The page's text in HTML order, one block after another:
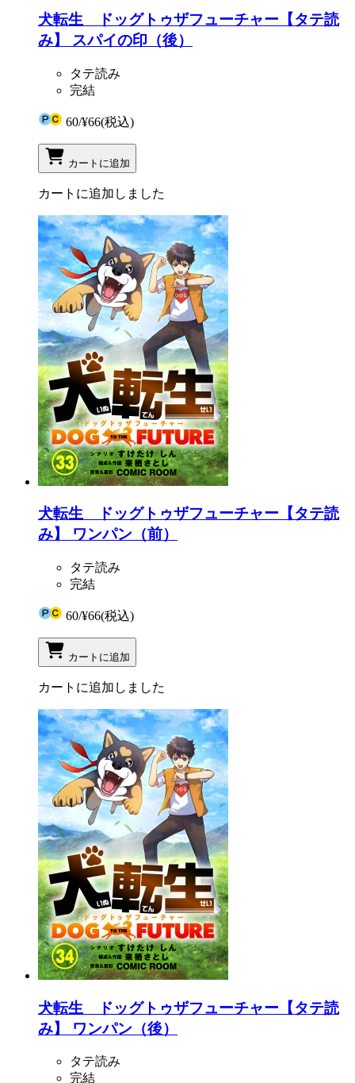
犬転生 ドッグトゥザフューチャー【タテ読
み】 スパイの印（後）
タテ読み
完結
60/¥66(税込)
カートに追加
カートに追加しました
犬転生 ドッグトゥザフューチャー【タテ読
み】 ワンパン（前）
タテ読み
完結
60/¥66(税込)
カートに追加
カートに追加しました
犬転生 ドッグトゥザフューチャー【タテ読
み】 ワンパン（後）
タテ読み
完結